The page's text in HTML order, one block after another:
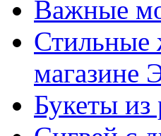
Важные
Стильные
магазине
Букеты из